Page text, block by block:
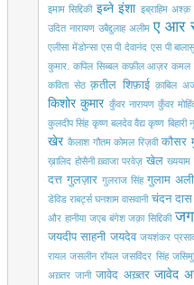
इमाम सिद्दिकी इब्ने इंशा इब्राहिम अश्क़
उदित नारायण उबैद्दुलाह अलीम ए आर
एलीसा मेंडोन्सा एस पी देवानंद एस पी
कुमार. कपिल सिब्बल कफ़ील आज़र कमल
कविता सेठ क़तील शिफ़ाई क़ाबिल
किशोर कुमार कुँवर नारायण कुँवर
कुलदीप सिंह कृष्ण बलदेव वैद्य कृष्ण बिहारी
खेर कैलाश गौतम कोमल रिज़वी कौसर
ख़ालिद होसैनी ख़्वाजा परवेज़ खेल ख्ययाम
दत्त गुलज़ार गुलराज सिंह गुलाम अली
डेविड राबर्ट्स घनशाम वासवानी चंदन दास
और हानीया जएब बंगेश जक़ा सिद्दिकी
जयदीप साहनी जयदेव जयशंकर
रायल जसलीन रॉयल जसविंदर सिंह
अख़्तर जानी जावेद अख़्तर जावेद